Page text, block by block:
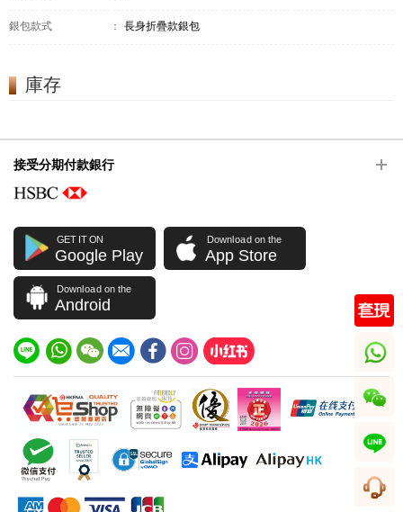
銀包款式 ： 長身折疊款銀包
庫存
接受分期付款銀行
GET IT ON
Google Play
Download on the
App Store
Download on the
Android
whatsapp